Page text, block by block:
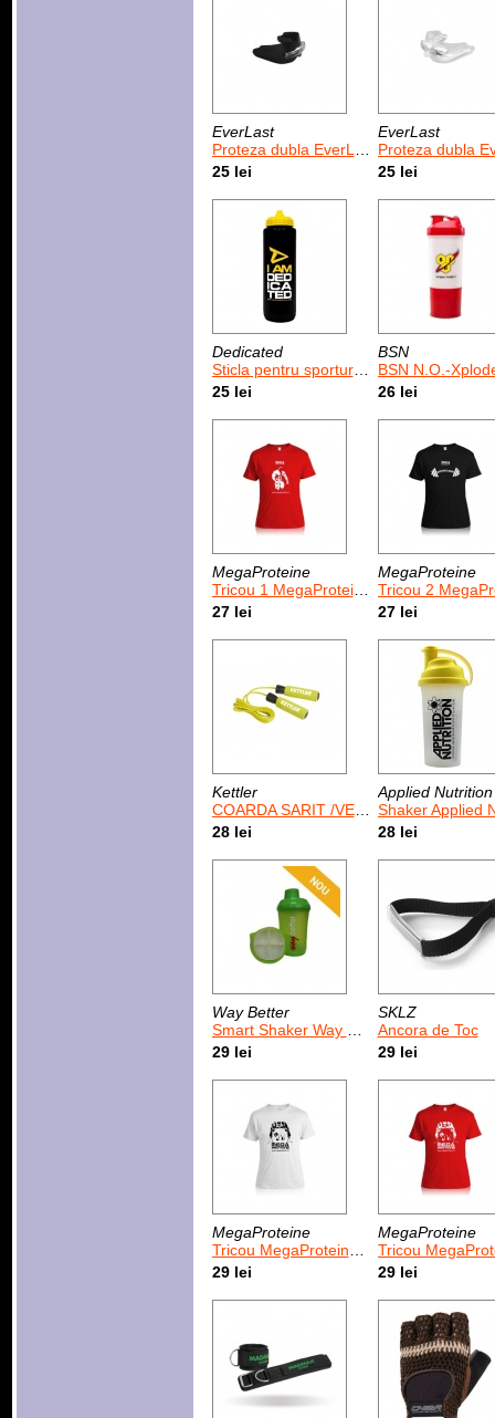
EverLast
Proteza dubla EverLast Black Level I
25 lei
EverLast
Proteza dubla EverLast
25 lei
Dedicated
Sticla pentru sporturile de anduranta I am Dedicated 1 L
25 lei
BSN
BSN N.O.-Xplode Shaker Smart
26 lei
MegaProteine
Tricou 1 MegaProteine Rosu
27 lei
MegaProteine
Tricou 2 MegaProteine
27 lei
Kettler
COARDA SARIT /VERDE
28 lei
Applied Nutrition
Shaker Applied Nutrition
28 lei
Way Better
Smart Shaker Way Better verde 500 ml
29 lei
SKLZ
Ancora de Toc
29 lei
MegaProteine
Tricou MegaProteine Block Start Alb-Negru
29 lei
MegaProteine
Tricou MegaProteine Block
29 lei